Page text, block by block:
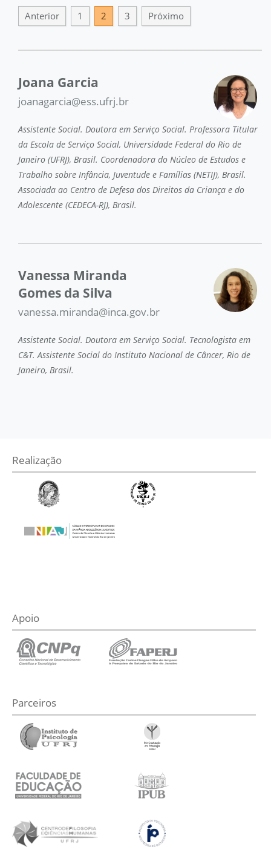
Anterior 1 2 3 Próximo
Joana Garcia
joanagarcia@ess.ufrj.br
Assistente Social. Doutora em Serviço Social. Professora Titular
da Escola de Serviço Social, Universidade Federal do Rio de
Janeiro (UFRJ), Brasil. Coordenadora do Núcleo de Estudos e
Trabalho sobre Infância, Juventude e Famílias (NETIJ), Brasil.
Associada ao Centro de Defesa dos Direitos da Criança e do
Adolescente (CEDECA-RJ), Brasil.
Vanessa Miranda
Gomes da Silva
vanessa.miranda@inca.gov.br
Assistente Social. Doutora em Serviço Social. Tecnologista em
C&T. Assistente Social do Instituto Nacional de Câncer, Rio de
Janeiro, Brasil.
Realização
Apoio
Parceiros